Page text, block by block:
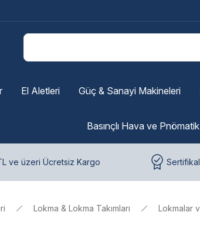
El Aletleri Güç & Sanayi Makineleri
Basınçlı Hava ve Pnömatik
ve üzeri Ücretsiz Kargo
Lokma & Lokma Takımları Lokmalar